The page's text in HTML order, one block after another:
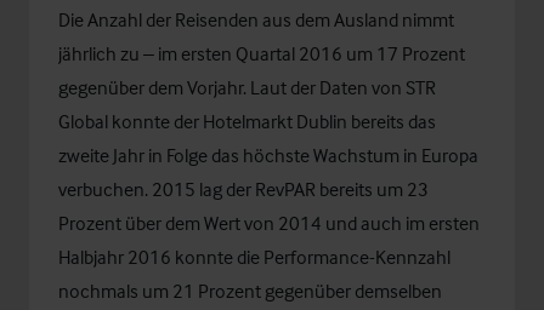
Die Anzahl der Reisenden aus dem Ausland nimmt
jährlich zu – im ersten Quartal 2016 um 17 Prozent
gegenüber dem Vorjahr. Laut der Daten von STR
Global konnte der Hotelmarkt Dublin bereits das
zweite Jahr in Folge das höchste Wachstum in Europa
verbuchen. 2015 lag der RevPAR bereits um 23
Prozent über dem Wert von 2014 und auch im ersten
Halbjahr 2016 konnte die Performance-Kennzahl
nochmals um 21 Prozent gegenüber demselben